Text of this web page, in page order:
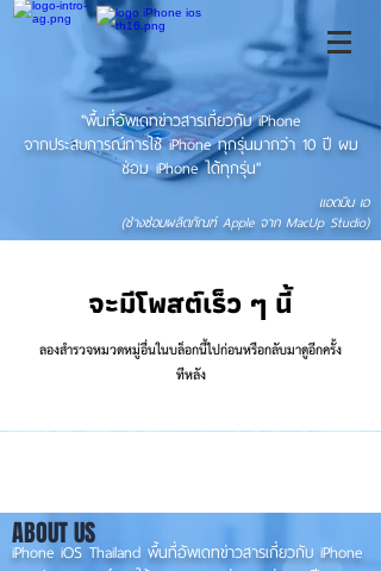
"พื้นที่อัพเดทข่าวสารเกี่ยวกับ iPhone
จากประสบการณ์การใช้ iPhone ทุกรุ่นมากว่า 10 ปี ผม
ซ่อม iPhone ได้ทุกรุ่น"
แอดมิน เอ
(ช่างซ่อมผลิตภัณฑ์ Apple จาก MacUp Studio)
จะมีโพสต์เร็ว ๆ นี้
ลองสำรวจหมวดหมู่อื่นในบล็อกนี้ไปก่อนหรือกลับมาดูอีกครั้ง
ทีหลัง
iPhone iOS Thailand พื้นที่อัพเดทข่าวสารเกี่ยวกับ iPhone
ABOUT US